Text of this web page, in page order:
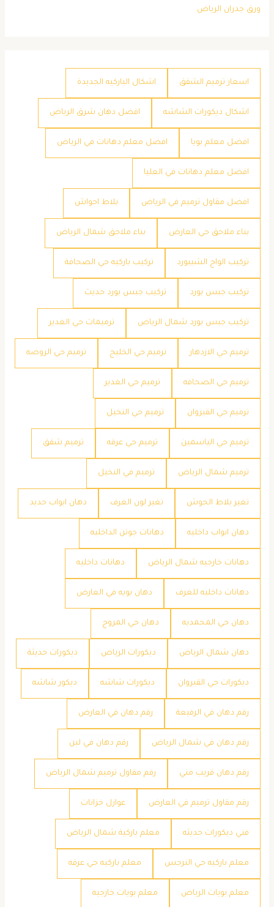
ورق جدران الرياض
اسعار ترميم الشقق اشكال الباركيه الجديدة
اشكال ديكورات الشاشه افضل دهان شرق الرياض
افضل معلم بويا افضل معلم دهانات في الرياض
افضل معلم دهانات في العليا
افضل مقاول ترميم في الرياض بلاط احواش
بناء ملاحق حي العارض بناء ملاحق شمال الرياض
تركيب الواح الشيبورد تركيب باركيه حي الصحافة
تركيب جبس بورد تركيب جبس بورد حديث
تركيب جبس بورد شمال الرياض ترميمات حي الغدير
ترميم حي الازدهار ترميم حي الخليج ترميم حي الروضه
ترميم حي الصحافه ترميم حي الغدير
ترميم حي القيروان ترميم حي النخيل
ترميم حي الياسمين ترميم حي عرقه ترميم شقق
ترميم شمال الرياض ترميم في النخيل
تغير بلاط الحوش تغير لون الغرف دهان ابواب حديد
دهان ابواب داخليه دهانات جوتن الداخليه
دهانات خارجيه شمال الرياض دهانات داخليه
دهانات داخليه للغرف دهان بويه في العارض
دهان حي المحمديه دهان حي المروج
دهان شمال الرياض ديكورات الرياض ديكورات حديثة
ديكورات حي القيروان ديكورات شاشه ديكور شاشه
رقم دهان في الرفيعة رقم دهان في العارض
رقم دهان في شمال الرياض رقم دهان في لبن
رقم دهان قريب مني رقم مقاول ترميم شمال الرياض
رقم مقاول ترميم في العارض عوازل خزانات
فني ديكورات حديثه معلم باركية شمال الرياض
معلم باركيه حي النرجس معلم باركيه حي عرقه
معلم بويات الرياض معلم بويات خارجيه